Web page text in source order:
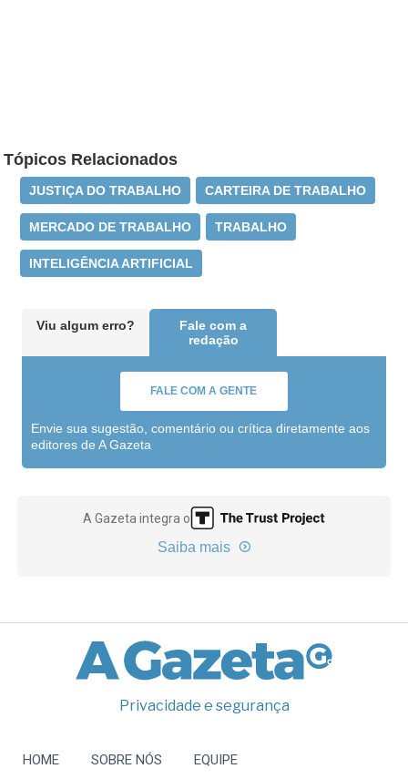
Tópicos Relacionados
JUSTIÇA DO TRABALHO CARTEIRA DE TRABALHO
MERCADO DE TRABALHO TRABALHO
INTELIGÊNCIA ARTIFICIAL
Viu algum erro?
Fale com a
redação
FALE COM A GENTE
Envie sua sugestão, comentário ou crítica diretamente aos
editores de A Gazeta
A Gazeta integra o
Saiba mais
Privacidade e segurança
HOME SOBRE NÓS EQUIPE